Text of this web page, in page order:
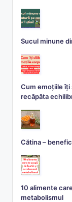
Sucul minune
Cum emoțiile
recăpăta
Cătina –
10 alimente
metabolismul